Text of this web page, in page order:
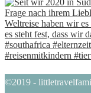
©2019 -